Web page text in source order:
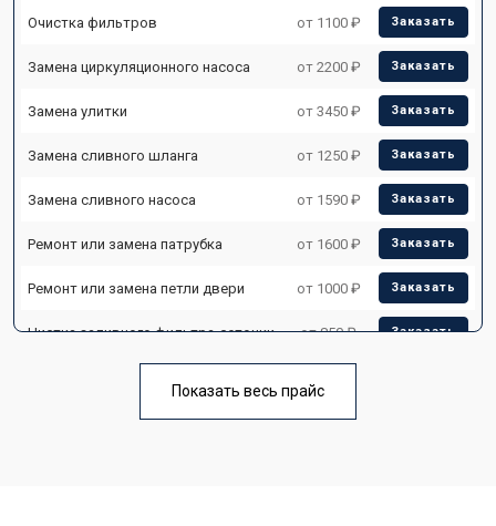
Очистка фильтров от 1100 ₽ Заказать
Замена циркуляционного насоса от 2200 ₽ Заказать
Замена улитки от 3450 ₽ Заказать
Замена сливного шланга от 1250 ₽ Заказать
Замена сливного насоса от 1590 ₽ Заказать
Ремонт или замена патрубка от 1600 ₽ Заказать
Ремонт или замена петли двери от 1000 ₽ Заказать
Чистка заливного фильтра-сеточки от 850 ₽ Заказать
Ремонт теплообменника от 2000 ₽
Показать весь прайс